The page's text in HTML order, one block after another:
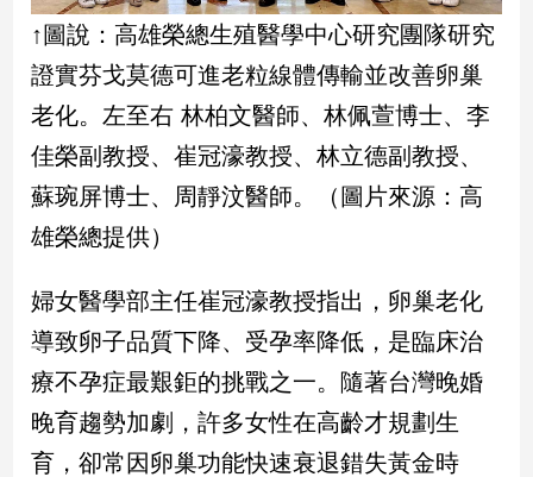
會/
地
方
冠
病
毒
專
區
南
台
灣
觀
點
↑圖說：高雄榮總生殖醫學中心研究團隊研究
證實芬戈莫德可進老粒線體傳輸並改善卵巢
老化。左至右 林柏文醫師、林佩萱博士、李
佳榮副教授、崔冠濠教授、林立德副教授、
蘇琬屏博士、周靜汶醫師。（圖片來源：高
雄榮總提供）
婦女醫學部主任崔冠濠教授指出，卵巢老化
導致卵子品質下降、受孕率降低，是臨床治
療不孕症最艱鉅的挑戰之一。隨著台灣晚婚
晚育趨勢加劇，許多女性在高齡才規劃生
育，卻常因卵巢功能快速衰退錯失黃金時